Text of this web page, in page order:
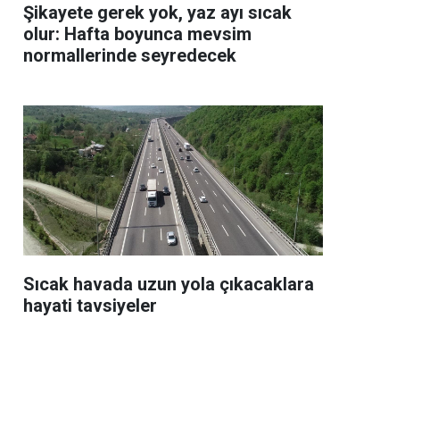
Şikayete gerek yok, yaz ayı sıcak
olur: Hafta boyunca mevsim
normallerinde seyredecek
Sıcak havada uzun yola çıkacaklara
hayati tavsiyeler